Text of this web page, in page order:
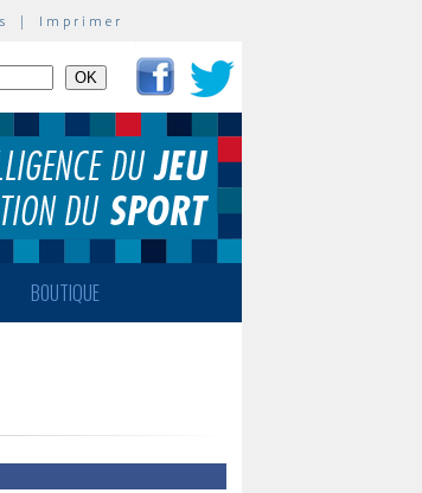
| Imprimer
BOUTIQUE